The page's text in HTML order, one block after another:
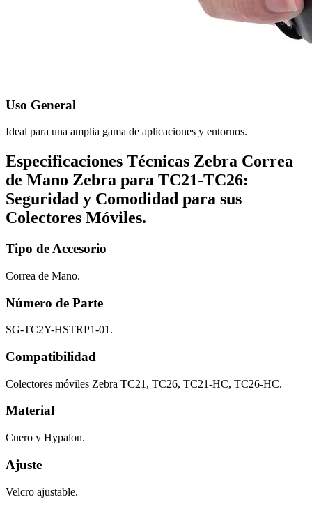
Uso General
Ideal para una amplia gama de aplicaciones y entornos.
Especificaciones Técnicas Zebra Correa
de Mano Zebra para TC21-TC26:
Seguridad y Comodidad para sus
Colectores Móviles.
Tipo de Accesorio
Correa de Mano.
Número de Parte
SG-TC2Y-HSTRP1-01.
Compatibilidad
Colectores móviles Zebra TC21, TC26, TC21-HC, TC26-HC.
Material
Cuero y Hypalon.
Ajuste
Velcro ajustable.